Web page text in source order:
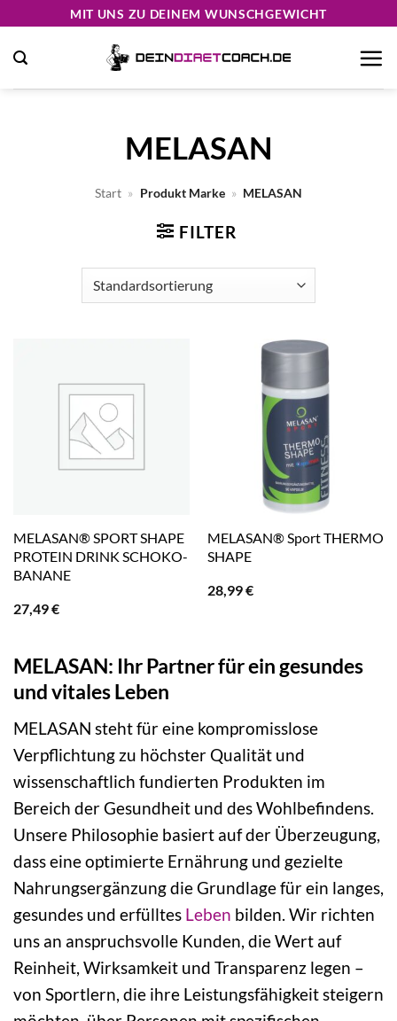
springen
MIT UNS ZU DEINEM WUNSCHGEWICHT
MELASAN
Start » Produkt Marke » MELASAN
FILTER
MELASAN® SPORT SHAPE
PROTEIN DRINK SCHOKO-
BANANE
27,49€
MELASAN® Sport THERMO
SHAPE
28,99€
MELASAN: Ihr Partner für ein gesundes
und vitales Leben
MELASAN steht für eine kompromisslose
Verpflichtung zu höchster Qualität und
wissenschaftlich fundierten Produkten im
Bereich der Gesundheit und des Wohlbefindens.
Unsere Philosophie basiert auf der Überzeugung,
dass eine optimierte Ernährung und gezielte
Nahrungsergänzung die Grundlage für ein langes,
gesundes und erfülltes Leben bilden. Wir richten
uns an anspruchsvolle Kunden, die Wert auf
Reinheit, Wirksamkeit und Transparenz legen –
von Sportlern, die ihre Leistungsfähigkeit steigern